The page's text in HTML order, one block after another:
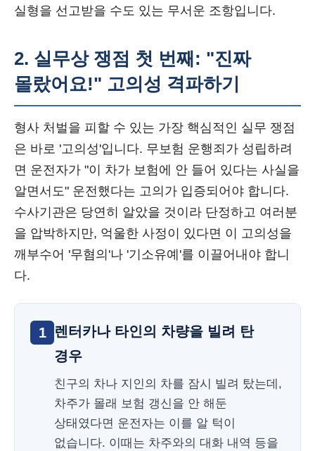
실형을 선고받을 수도 있는 무서운 조항입니다.
2. 실무상 쟁점 첫 번째: "진짜
몰랐어요!" 고의성 격파하기
형사 처벌을 피할 수 있는 가장 핵심적인 실무 쟁점
은 바로 '고의성'입니다. 무보험 운행죄가 성립하려
면 운전자가 "이 차가 보험에 안 들어 있다는 사실을
알면서도" 운전했다는 고의가 입증되어야 합니다.
수사기관은 당연히 알았을 것이라 단정하고 여러분
을 압박하지만, 억울한 사정이 있다면 이 고의성을
깨부수어 '무혐의'나 '기소유예'를 이끌어내야 합니
다.
1
렌터카나 타인의 차량을 빌려 탄
경우
친구의 차나 지인의 차를 잠시 빌려 탔는데,
차주가 몰래 보험 갱신을 안 해둔
상태였다면 운전자는 이를 알 턱이
없습니다. 이때는 차주와의 대화 내역 등을